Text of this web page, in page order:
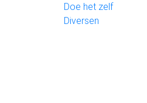
Doe het zelf
Diversen